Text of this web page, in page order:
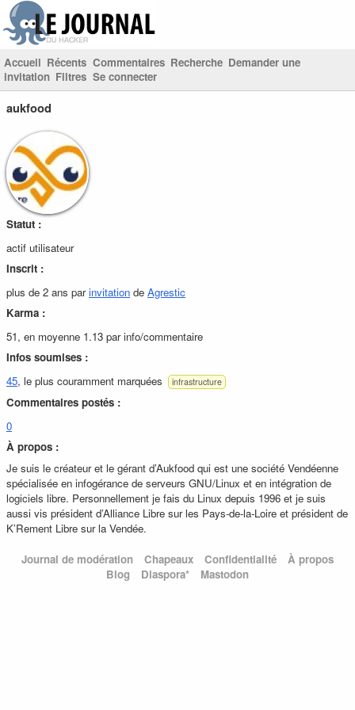
Accueil Récents Commentaires Recherche Demander une
invitation Filtres Se connecter
aukfood
Statut :
actif utilisateur
Inscrit :
plus de 2 ans parinvitation de Agrestic
Karma :
51, en moyenne 1.13 par info/commentaire
Infos soumises :
45, le plus couramment marquées infrastructure
Commentaires postés :
0
À propos :
Je suis le créateur et le gérant d’Aukfood qui est une société Vendéenne
spécialisée en infogérance de serveurs GNU/Linux et en intégration de
logiciels libre. Personnellement je fais du Linux depuis 1996 et je suis
aussi vis président d’Alliance Libre sur les Pays-de-la-Loire et président de
K’Rement Libre sur la Vendée.
Journal de modération Chapeaux Confidentialité
À propos
Blog
Diaspora* Mastodon